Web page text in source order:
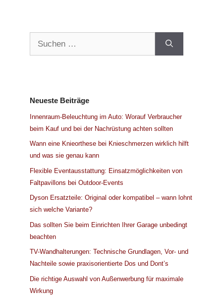
nach:
Neueste Beiträge
Innenraum-Beleuchtung im Auto: Worauf Verbraucher
beim Kauf und bei der Nachrüstung achten sollten
Wann eine Knieorthese bei Knieschmerzen wirklich hilft
und was sie genau kann
Flexible Eventausstattung: Einsatzmöglichkeiten von
Faltpavillons bei Outdoor-Events
Dyson Ersatzteile: Original oder kompatibel – wann lohnt
sich welche Variante?
Das sollten Sie beim Einrichten Ihrer Garage unbedingt
beachten
TV-Wandhalterungen: Technische Grundlagen, Vor- und
Nachteile sowie praxisorientierte Dos und Dont’s
Die richtige Auswahl von Außenwerbung für maximale
Wirkung